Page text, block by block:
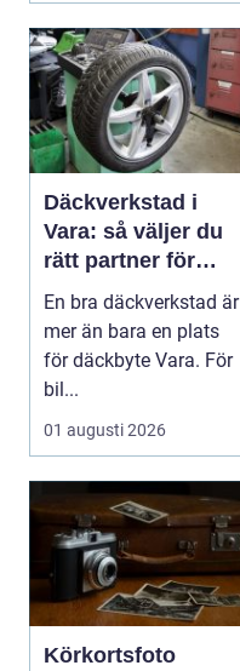
Däckverkstad i
Vara: så väljer du
rätt partner för
säker körning året
runt
En bra däckverkstad är
mer än bara en plats
för däckbyte Vara. För
bil...
01 augusti 2026
Körkortsfoto